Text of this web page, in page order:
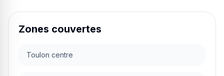
Zones couvertes
Toulon centre